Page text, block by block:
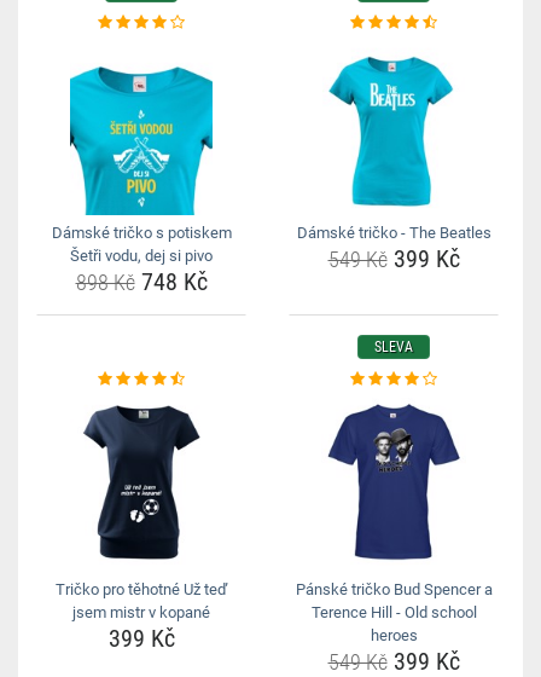
Dámské tričko s potiskem
Šetři vodu, dej si pivo
898 Kč748 Kč
Dámské tričko - The Beatles
549 Kč399 Kč
Tričko pro těhotné Už teď
jsem mistr v kopané
399 Kč
SLEVA
Pánské tričko Bud Spencer a
Terence Hill - Old school
heroes
549 Kč399 Kč